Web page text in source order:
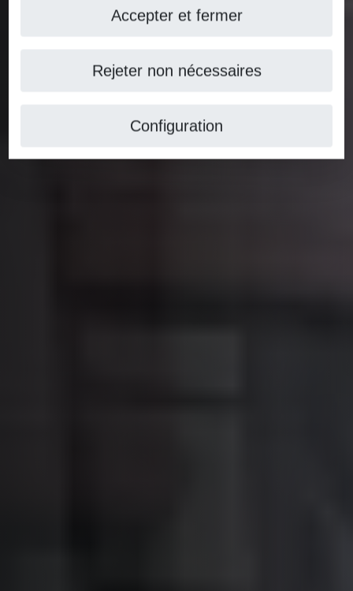
Accepter et fermer
Rejeter non nécessaires
Configuration